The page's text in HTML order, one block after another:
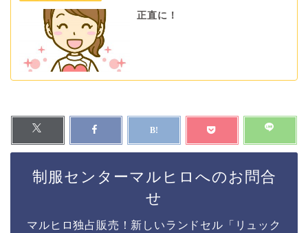
正直に！
制服センターマルヒロへのお問合
せ
マルヒロ独占販売！新しいランドセル「リュック